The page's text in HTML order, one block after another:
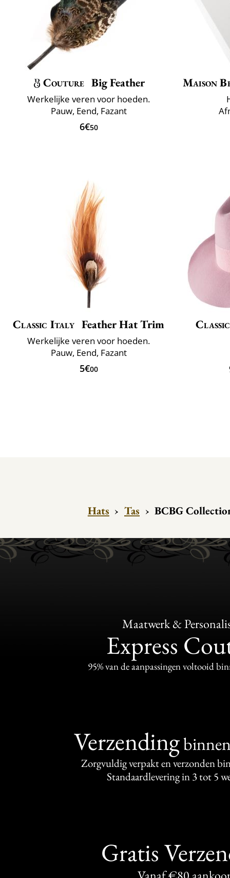
Couture Big Feather
Werkelijke veren voor hoeden.
Pauw, Eend, Fazant
6€50
Maison
Classic Italy Feather Hat Trim
Werkelijke veren voor hoeden.
Pauw, Eend, Fazant
5€00
Hats › Tas › BCBG
Maatwerk &
Express
95% van de aanpassingen voltooid
Verzending
Zorgvuldig verpakt en verzonden
Standaardlevering in 3 tot 5
Gratis